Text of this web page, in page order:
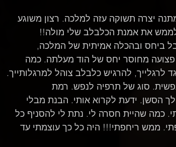
יצרה תשוקה עזה למלכה. רצון משוגע
את אמנת הכלבלב שלי מולה!!
ביחס ובהכלה אמיתית של המלכה,
מחוסר יחס של הוד מעלתה. כמה
להרגיש כלבלב צוהל למרגלותייך.
סוג של תרפיה לנפש. רמת
הסשן. ידעת לקרוא אותי. הבנת מבלי
כמה שהיית חסרה לי. נתת לי להסניף כל
ממש ריחפתי!!! היה כל כך עוצמתי עד